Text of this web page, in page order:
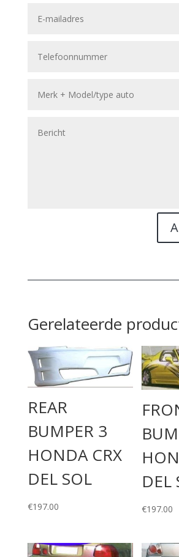
Gerelateerde
REAR
BUMPER 3
HONDA CRX
DEL SOL
€197.00
DEL
€197.00